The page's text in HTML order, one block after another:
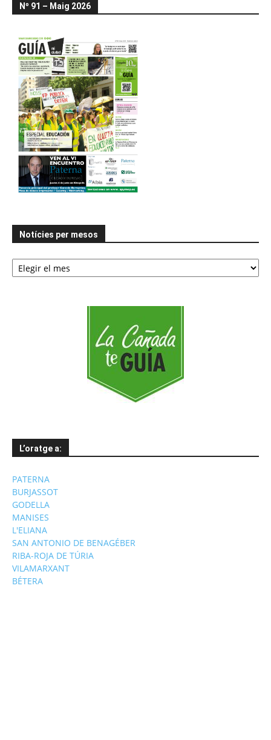
Nº 91 – Maig 2026
Notícies per mesos
Notícies
per
L’oratge a:
PATERNA
BURJASSOT
GODELLA
MANISES
L'ELIANA
SAN ANTONIO DE BENAGÉBER
RIBA-ROJA DE TÚRIA
VILAMARXANT
BÉTERA